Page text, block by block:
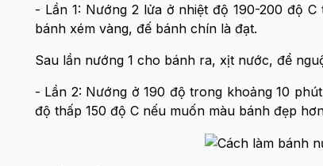
- Lần 1: Nướng 2 lửa ở nhiệt độ 190-200 độ
bánh xém vàng, đế bánh chín là đạt.
Sau lần nướng 1 cho bánh ra, xịt nước, để
- Lần 2: Nướng ở 190 độ trong khoảng 10
độ thấp 150 độ C nếu muốn màu bánh đẹp